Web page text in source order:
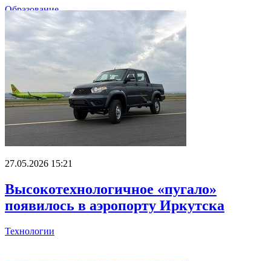
Образование
27.05.2026 15:21
Высокотехнологичное «пугало»
появилось в аэропорту Иркутска
Технологии